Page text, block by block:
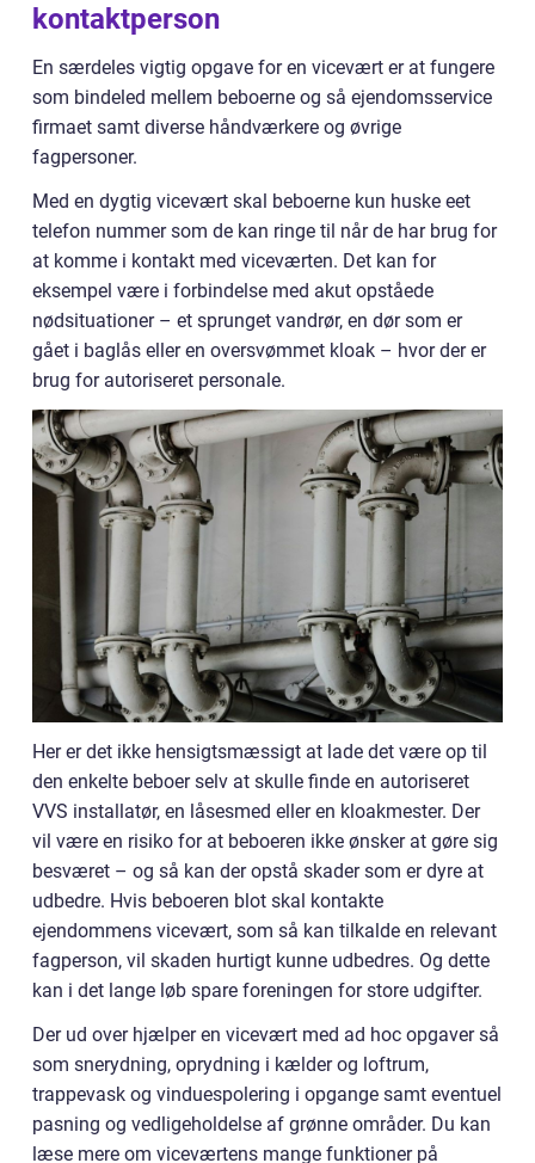
kontaktperson
En særdeles vigtig opgave for en vicevært er at fungere
som bindeled mellem beboerne og så ejendomsservice
firmaet samt diverse håndværkere og øvrige
fagpersoner.
Med en dygtig vicevært skal beboerne kun huske eet
telefon nummer som de kan ringe til når de har brug for
at komme i kontakt med viceværten. Det kan for
eksempel være i forbindelse med akut opståede
nødsituationer – et sprunget vandrør, en dør som er
gået i baglås eller en oversvømmet kloak – hvor der er
brug for autoriseret personale.
Her er det ikke hensigtsmæssigt at lade det være op til
den enkelte beboer selv at skulle finde en autoriseret
VVS installatør, en låsesmed eller en kloakmester. Der
vil være en risiko for at beboeren ikke ønsker at gøre sig
besværet – og så kan der opstå skader som er dyre at
udbedre. Hvis beboeren blot skal kontakte
ejendommens vicevært, som så kan tilkalde en relevant
fagperson, vil skaden hurtigt kunne udbedres. Og dette
kan i det lange løb spare foreningen for store udgifter.
Der ud over hjælper en vicevært med ad hoc opgaver så
som snerydning, oprydning i kælder og loftrum,
trappevask og vinduespolering i opgange samt eventuel
pasning og vedligeholdelse af grønne områder. Du kan
læse mere om viceværtens mange funktioner på